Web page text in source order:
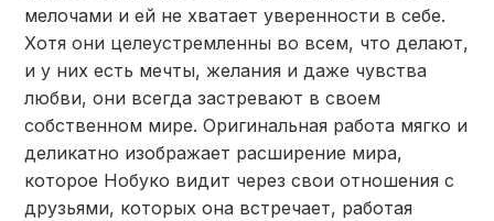
мелочами и ей не хватает уверенности в себе.
Хотя они целеустремленны во всем, что делают,
и у них есть мечты, желания и даже чувства
любви, они всегда застревают в своем
собственном мире. Оригинальная работа мягко и
деликатно изображает расширение мира,
которое Нобуко видит через свои отношения с
друзьями, которых она встречает, работая